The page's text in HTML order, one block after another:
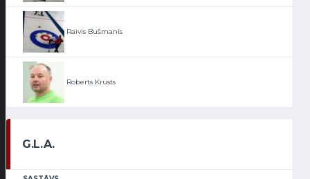
Raivis Bušmanis
Roberts Krusts
G.L.A.